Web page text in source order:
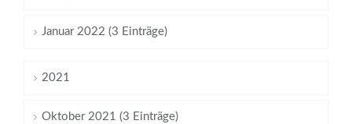
Januar 2022 (3 Einträge)
2021
Oktober 2021 (3 Einträge)